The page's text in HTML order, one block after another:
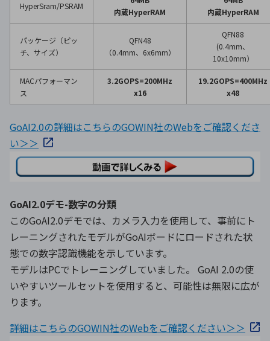
HyperSram/PSRAM
内蔵HyperRAM
内蔵HyperRAM
パッケージ（ピッ
チ、サイズ）
QFN48
（0.4mm、6x6mm）
QFN88
(0.4mm、
10x10mm）
MACパフォーマン
ス
3.2GOPS=200MHz
x16
19.2GOPS=400MHz
x48
GoAI2.0の詳細はこちらのGOWIN社のWebをご確認くださ
い＞＞
GoAI2.0デモ-数字の分類
このGoAI2.0デモでは、カメラ入力を使用して、事前にト
レーニングされたモデルがGoAIボードにロードされた状
態での数字認識機能を示しています。
モデルはPCでトレーニングしていました。 GoAI 2.0の使
いやすいツールセットを使用すると、可能性は無限に広が
ります。
詳細はこちらのGOWIN社のWebをご確認ください＞＞